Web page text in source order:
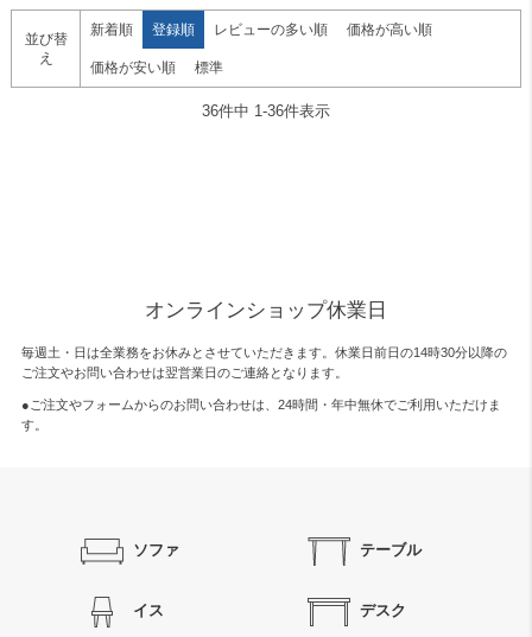
並び替
え
新着順 登録順 レビューの多い順 価格が高い順
価格が安い順 標準
36件中 1 -36件表示
オンラインショップ休業日
毎週土・日は全業務をお休みとさせていただきます。休業日前日の14時30分以降の
ご注文やお問い合わせは翌営業日のご連絡となります。
●ご注文やフォームからのお問い合わせは、 24時間・年中無休でご利用いただけま
す。
ソファ テーブル
イス デスク